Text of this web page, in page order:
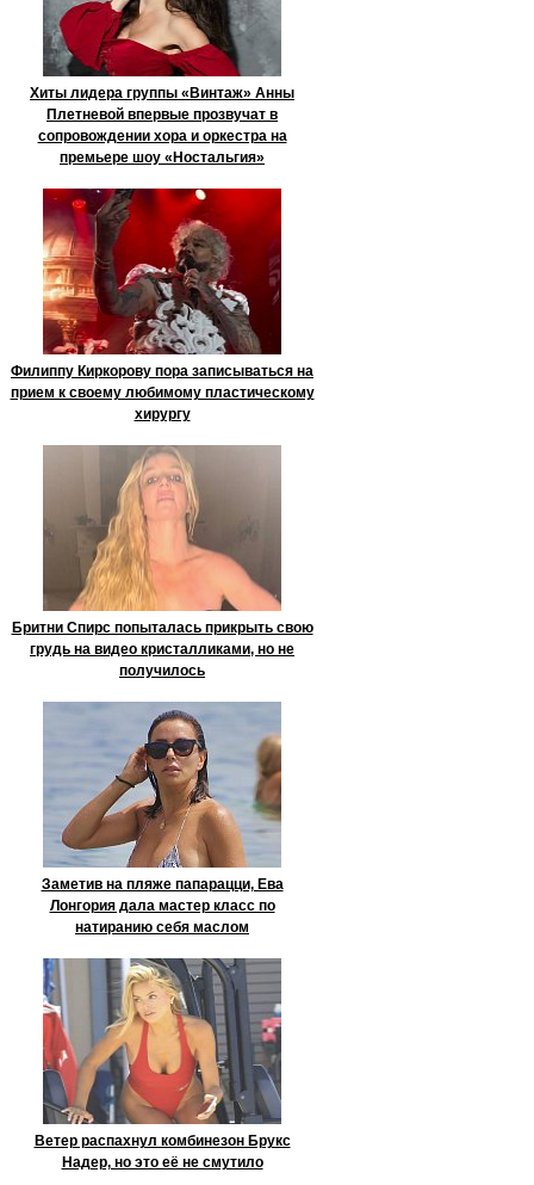
Хиты лидера группы «Винтаж» Анны
Плетневой впервые прозвучат в
сопровождении хора и оркестра на
премьере шоу «Ностальгия»
Филиппу Киркорову пора записываться на
прием к своему любимому пластическому
хирургу
Бритни Спирс попыталась прикрыть свою
грудь на видео кристалликами, но не
получилось
Заметив на пляже папарацци, Ева
Лонгория дала мастер класс по
натиранию себя маслом
Ветер распахнул комбинезон Брукс
Надер, но это её не смутило